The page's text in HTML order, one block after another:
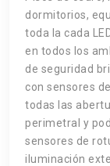
dormitorios,
toda la cada
en todos los
de seguridad
con sensores
todas las
perimetral y
sensores de
iluminación